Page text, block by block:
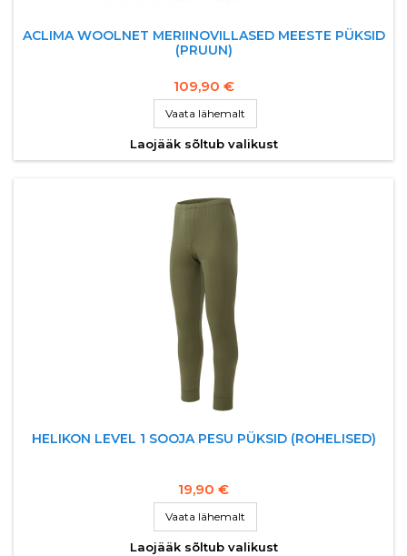
ACLIMA WOOLNET MERIINOVILLASED MEESTE PÜKSID
(PRUUN)
109,90 €
Vaata lähemalt
Laojääk sõltub valikust
HELIKON LEVEL 1 SOOJA PESU PÜKSID (ROHELISED)
19,90 €
Vaata lähemalt
Laojääk sõltub valikust